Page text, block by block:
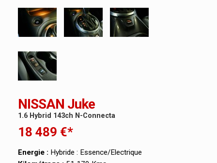
NISSAN Juke
1.6 Hybrid 143ch N-Connecta
18 489 €*
Energie : Hybride : Essence/Electrique